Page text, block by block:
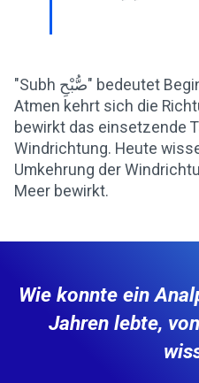
"Subh صُّبْحِ" bedeutet Beginn des Tageslichts. Beim
Atmen kehrt sich die
bewirkt das einsetzende
Windrichtung. Heute
Umkehrung der
Meer bewirkt.
Wie konnte ein
Jahren lebte,